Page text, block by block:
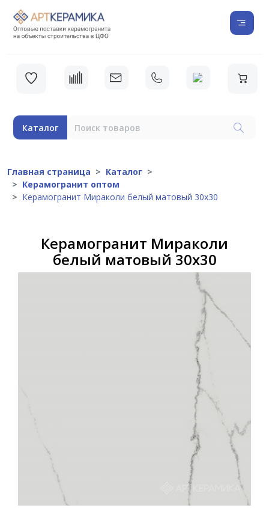
Каталог
Главная страница
Каталог
Керамогранит оптом
Керамогранит Мираколи белый матовый 30х30
Керамогранит Мираколи
белый матовый 30х30